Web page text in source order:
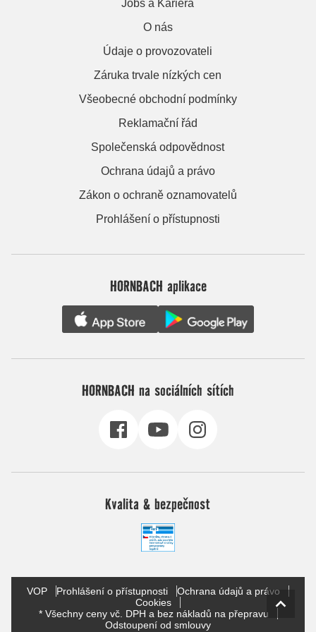
Jobs a Kariera
O nás
Údaje o provozovateli
Záruka trvale nízkých cen
Všeobecné obchodní podmínky
Reklamační řád
Společenská odpovědnost
Ochrana údajů a právo
Zákon o ochraně oznamovatelů
Prohlášení o přístupnosti
HORNBACH aplikace
HORNBACH na sociálních sítích
Kvalita & bezpečnost
VOP Prohlášení o přístupnosti
Ochrana údajů a právo
Cookies
* Všechny ceny vč. DPH a bez nákladů na přepravu
Odstoupení od smlouvy